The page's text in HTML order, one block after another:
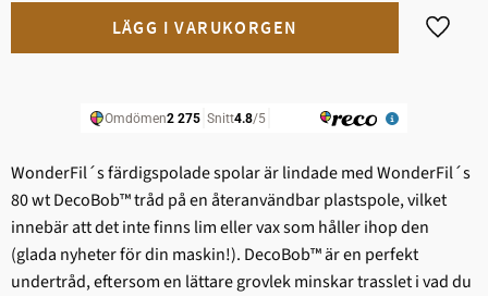
Lägg
WonderFil´s färdigspolade spolar är lindade med WonderFil´s
80 wt DecoBob™ tråd på en återanvändbar plastspole, vilket
innebär att det inte finns lim eller vax som håller ihop den
(glada nyheter för din maskin!). DecoBob™ är en perfekt
undertråd, eftersom en lättare grovlek minskar trasslet i vad du